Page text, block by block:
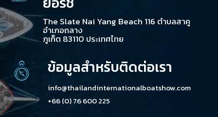
The Slate Nai Yang Beach 116 ตำบลสาคู
อำเภอถลาง
ภูเก็ต 83110 ประเทศไทย
ข้อมูลสำหรับติดต่อเรา
info@thailandinternationalboatshow.com
+66 (0) 76 600 225